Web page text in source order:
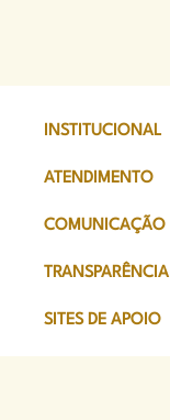
INSTITUCIONAL
ATENDIMENTO
COMUNICAÇÃO
TRANSPARÊNCIA
SITES DE APOIO